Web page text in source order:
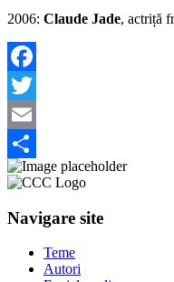
2006: Claude Jade, actriță
Facebook
Twitter
Email
Share
Navigare site
Teme
Autori